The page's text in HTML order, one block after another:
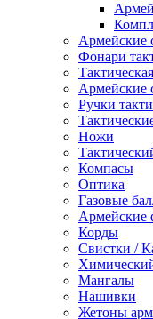
Армейские
Фонари
Армейские
Ручки
Ножи
Компасы
Оптика
Газовые
Армейские
Корды
Свистки /
Мангалы
Нашивки
Жетоны